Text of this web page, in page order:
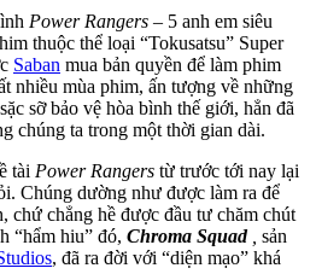
Power Rangers – 5 anh em siêu
thuộc thể loại “Tokusatsu” Super
Saban mua bản quyền để làm phim
nhiều mùa phim, ấn tượng về những
sỡ bảo vệ hòa bình thế giới, hẳn đã
chúng ta trong một thời gian dài.
tài Power Rangers từ trước tới nay lại
Chúng dường như được làm ra để
chứ chẳng hề được đầu tư chăm chút
“hẩm hiu” đó, Chroma Squad, sản
, đã ra đời với “diện mạo” khá